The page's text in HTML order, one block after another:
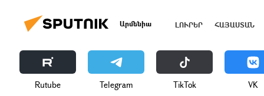
Արմենիա ԼՈՒՐԵՐ ՀԱՅԱՍՏԱՆ
Rutube Telegram ТikТоk VK